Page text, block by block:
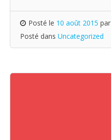
Posté le 10 août 2015 par
Posté dans Uncategorized